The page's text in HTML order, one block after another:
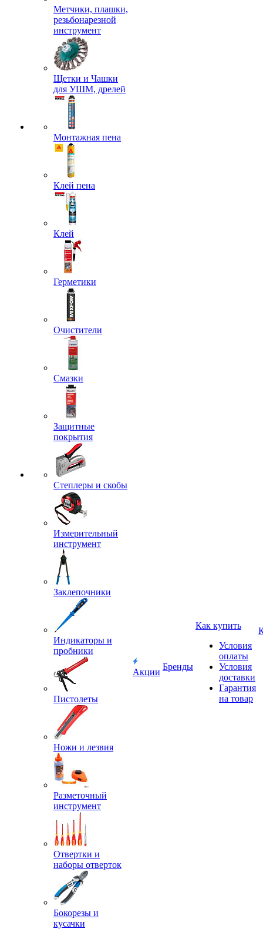
Метчики, плашки,
резьбонарезной
инструмент
Щетки и Чашки
для УШМ, дрелей
Монтажная пена
Клей пена
Клей
Герметики
Очистители
Смазки
Защитные
покрытия
Степлеры и скобы
Измерительный
инструмент
Заклепочники
Индикаторы и
пробники
Пистолеты
Ножи и лезвия
Разметочный
инструмент
Отвертки и
наборы отверток
Бокорезы и
кусачки
Акции
Бренды
Как купить
Условия
оплаты
Условия
доставки
Гарантия
на товар